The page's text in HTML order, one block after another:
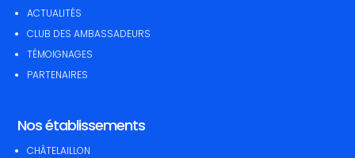
ACTUALITÉS
CLUB DES AMBASSADEURS
TÉMOIGNAGES
PARTENAIRES
Nos établissements
CHÂTELAILLON